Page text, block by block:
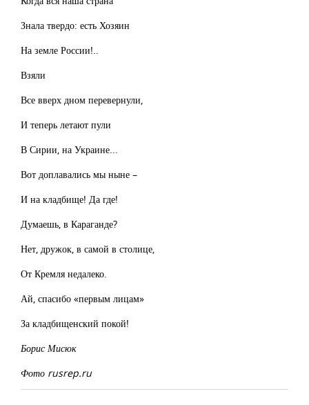
Знала твердо: есть Хозяин
На земле России!..
Взяли
Все вверх дном перевернули,
И теперь летают пули
В Сирии, на Украине...
Вот доплавались мы ныне –
И на кладбище! Да где!
Думаешь, в Караганде?
Нет, дружок, в самой в столице,
От Кремля недалеко.
Ай, спасибо «первым лицам»
За кладбищенский покой!
Борис Мисюк
Фото rusrep.ru